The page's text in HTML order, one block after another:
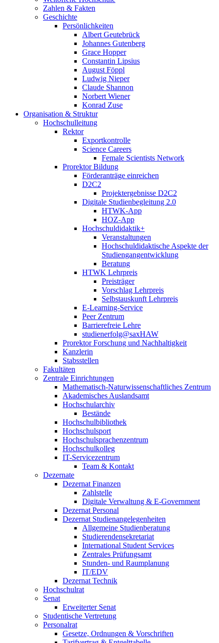
Zahlen & Fakten
Geschichte
Persönlichkeiten
Albert Geutebrück
Johannes Gutenberg
Grace Hopper
Constantin Lipsius
August Föppl
Ludwig Nieper
Claude Shannon
Norbert Wiener
Konrad Zuse
Organisation & Struktur
Hochschulleitung
Rektor
Exportkontrolle
Science Careers
Female Scientists Network
Prorektor Bildung
Förderanträge einreichen
D2C2
Projektergebnisse D2C2
Digitale Studienbegleitung 2.0
HTWK-App
HOZ-App
Hochschuldidaktik+
Veranstaltungen
Hochschuldidaktische Aspekte der
Studiengangentwicklung
Beratung
HTWK Lehrpreis
Preisträger
Vorschlag Lehrpreis
Selbstauskunft Lehrpreis
E-Learning-Service
Peer Zentrum
Barrierefreie Lehre
studienerfolg@saxHAW
Prorektor Forschung und Nachhaltigkeit
Kanzlerin
Stabsstellen
Fakultäten
Zentrale Einrichtungen
Mathematisch-Naturwissenschaftliches Zentrum
Akademisches Auslandsamt
Hochschularchiv
Bestände
Hochschulbibliothek
Hochschulsport
Hochschulsprachenzentrum
Hochschulkolleg
IT-Servicezentrum
Team & Kontakt
Dezernate
Dezernat Finanzen
Zahlstelle
Digitale Verwaltung & E-Government
Dezernat Personal
Dezernat Studienangelegenheiten
Allgemeine Studienberatung
Studierendensekretariat
International Student Services
Zentrales Prüfungsamt
Stunden- und Raumplanung
IT/EDV
Dezernat Technik
Hochschulrat
Senat
Erweiterter Senat
Studentische Vertretung
Personalrat
Gesetze, Ordnungen & Vorschriften